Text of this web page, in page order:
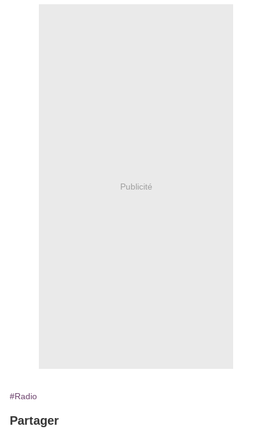
Publicité
#Radio
Partager